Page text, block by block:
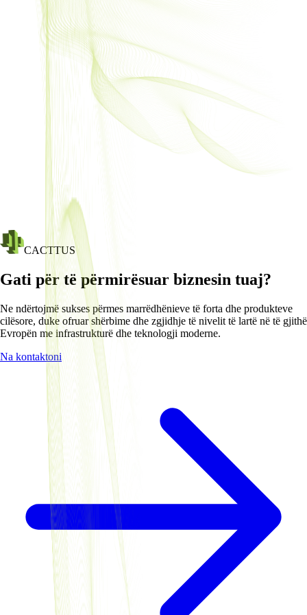
CACTTUS
Gati për të përmirësuar biznesin tuaj?
Ne ndërtojmë sukses përmes marrëdhënieve të forta dhe produkteve
cilësore, duke ofruar shërbime dhe zgjidhje të nivelit të lartë në të gjithë
Evropën me infrastrukturë dhe teknologji moderne.
Na kontaktoni